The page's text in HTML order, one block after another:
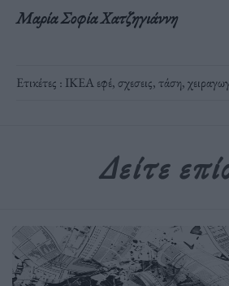
Μαρία Σοφία Χατζηγιάννη
Ετικέτες : ΙΚΕΑ εφέ,σχεσεις,τάση,
Δείτε